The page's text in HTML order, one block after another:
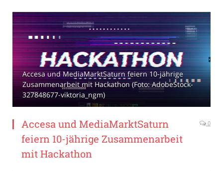
Accesa und MediaMarktSaturn feiern 10-jährige
Zusammenarbeit mit Hackathon (Foto: AdobeStock-
327848677-viktoria_ngm)
Accesa und MediaMarktSaturn
feiern 10-jährige Zusammenarbeit
mit Hackathon
0